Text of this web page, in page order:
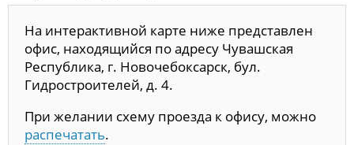
На интерактивной карте ниже представлен
офис, находящийся по адресу Чувашская
Республика, г. Новочебоксарск, бул.
Гидростроителей, д. 4.
При желании схему проезда к офису, можно
распечатать.